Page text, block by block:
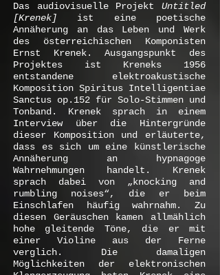
Das audiovisuelle Projekt Untitled
[Krenek] ist eine poetische
Annäherung an das Leben und Werk
des österreichischen Komponisten
Ernst Krenek. Ausgangspunkt des
Projektes ist Kreneks 1956
entstandene elektroakustische
Komposition Spiritus Intelligentiae
Sanctus op.152 für Solo-Stimmen und
Tonband. Krenek sprach in einem
Interview über die Hintergründe
dieser Komposition und erläuterte,
dass es sich um eine künstlerische
Annäherung an hypnagoge
Wahrnehmungen handelt. Krenek
sprach dabei von „knocking and
rumbling noises“, die er beim
Einschlafen häufig wahrnahm. Zu
diesen Geräuschen kamen allmählich
hohe gleitende Töne, die er mit
einer Violine aus der Ferne
verglich. Die damaligen
Möglichkeiten der elektronischen